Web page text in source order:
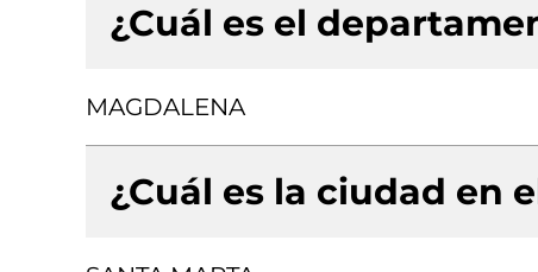
¿Cuál es el
MAGDALENA
¿Cuál es la ciudad en